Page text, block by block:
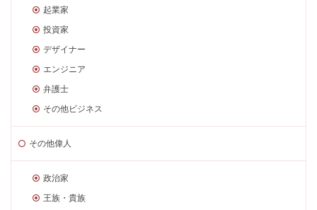
起業家
投資家
デザイナー
エンジニア
弁護士
その他ビジネス
その他偉人
政治家
王族・貴族